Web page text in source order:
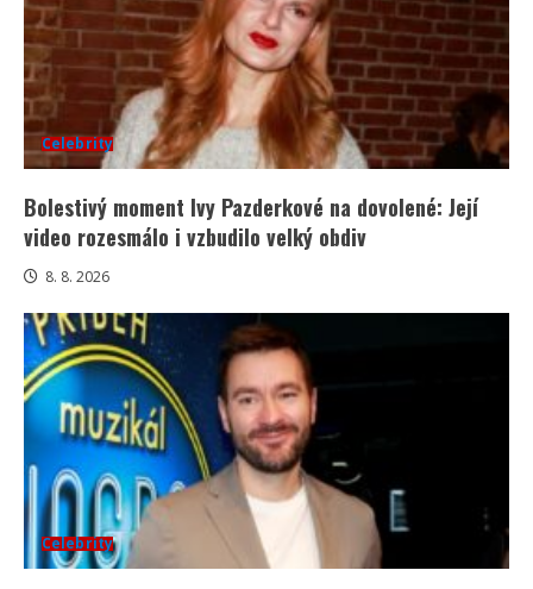
Celebrity
Bolestivý moment Ivy Pazderkové na dovolené: Její
video rozesmálo i vzbudilo velký obdiv
8. 8. 2026
Celebrity